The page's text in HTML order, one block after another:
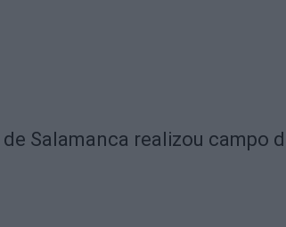
Salamanca realizou campo